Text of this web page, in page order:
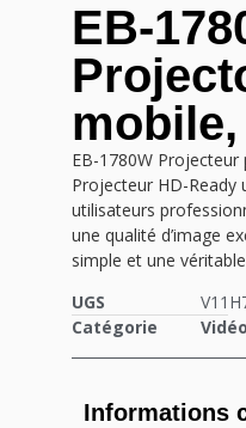
EB-
EB-1780W
Projecteur HD-Ready
utilisateurs
une qualité d’image
simple et une
UGS
Catégorie
Informations